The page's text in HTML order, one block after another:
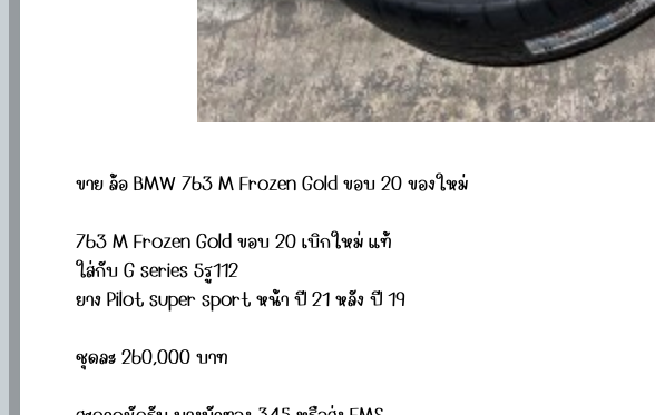
ขาย ล้อ BMW 763 M Frozen Gold ขอบ 20 ของใหม่
763 M Frozen Gold ขอบ 20 เบิกใหม่ แท้
ใส่กับ G series 5รู112
ยาง Pilot super sport หน้า ปี 21 หลัง ปี 19
ชุดละ 260,000 บาท